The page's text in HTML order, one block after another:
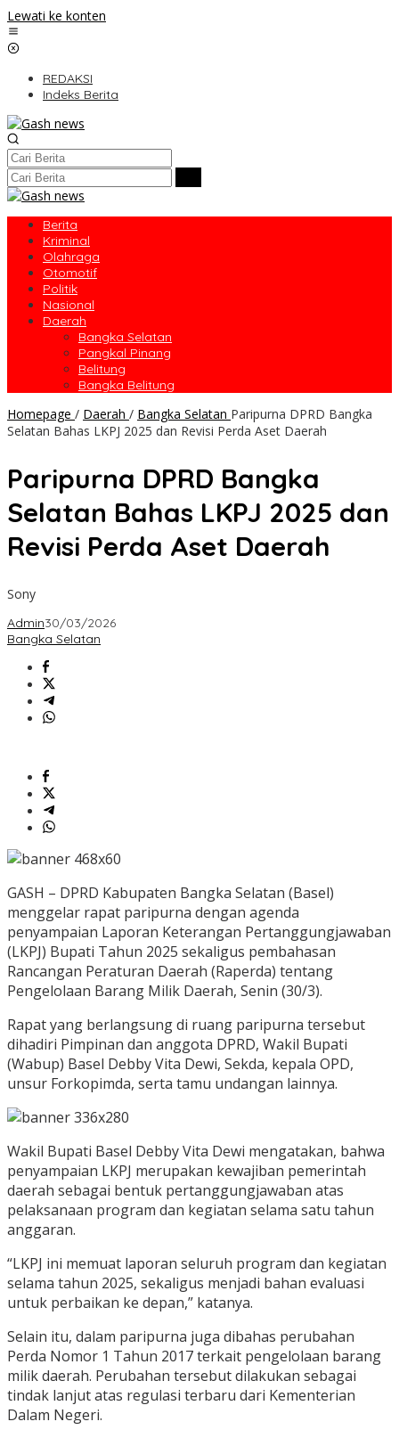
Lewati ke konten
REDAKSI
Indeks Berita
Berita
Kriminal
Olahraga
Otomotif
Politik
Nasional
Daerah
Bangka Selatan
Pangkal Pinang
Belitung
Bangka Belitung
Homepage / Daerah / Bangka Selatan Paripurna DPRD Bangka
Selatan Bahas LKPJ 2025 dan Revisi Perda Aset Daerah
Paripurna DPRD Bangka
Selatan Bahas LKPJ 2025 dan
Revisi Perda Aset Daerah
Sony
Admin30/03/2026
Bangka Selatan
GASH – DPRD Kabupaten Bangka Selatan (Basel)
menggelar rapat paripurna dengan agenda
penyampaian Laporan Keterangan Pertanggungjawaban
(LKPJ) Bupati Tahun 2025 sekaligus pembahasan
Rancangan Peraturan Daerah (Raperda) tentang
Pengelolaan Barang Milik Daerah, Senin (30/3).
Rapat yang berlangsung di ruang paripurna tersebut
dihadiri Pimpinan dan anggota DPRD, Wakil Bupati
(Wabup) Basel Debby Vita Dewi, Sekda, kepala OPD,
unsur Forkopimda, serta tamu undangan lainnya.
Wakil Bupati Basel Debby Vita Dewi mengatakan, bahwa
penyampaian LKPJ merupakan kewajiban pemerintah
daerah sebagai bentuk pertanggungjawaban atas
pelaksanaan program dan kegiatan selama satu tahun
anggaran.
“LKPJ ini memuat laporan seluruh program dan kegiatan
selama tahun 2025, sekaligus menjadi bahan evaluasi
untuk perbaikan ke depan,” katanya.
Selain itu, dalam paripurna juga dibahas perubahan
Perda Nomor 1 Tahun 2017 terkait pengelolaan barang
milik daerah. Perubahan tersebut dilakukan sebagai
tindak lanjut atas regulasi terbaru dari Kementerian
Dalam Negeri.